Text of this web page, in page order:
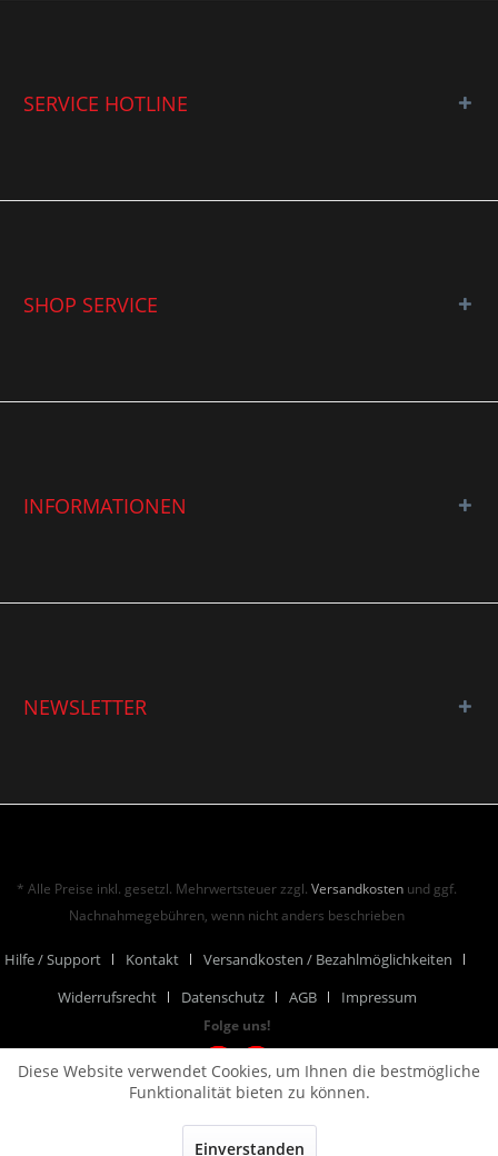
SERVICE HOTLINE
SHOP SERVICE
INFORMATIONEN
NEWSLETTER
* Alle Preise inkl. gesetzl. Mehrwertsteuer zzgl.Versandkosten und ggf.
Nachnahmegebühren, wenn nicht anders beschrieben
Hilfe / Support Kontakt
Versandkosten / Bezahlmöglichkeiten
Widerrufsrecht
Datenschutz AGB Impressum
Folge uns!
Diese Website verwendet Cookies, um Ihnen die bestmögliche
Funktionalität bieten zu können.
Einverstanden